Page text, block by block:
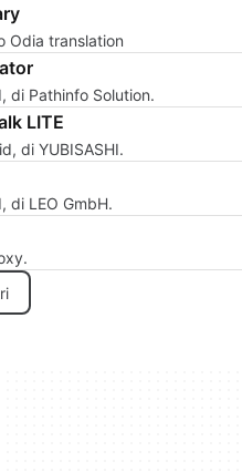
Odia translation
di Pathinfo Solution.
LITE
di YUBISASHI.
di LEO GmbH.